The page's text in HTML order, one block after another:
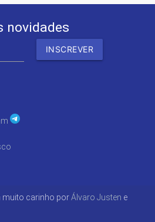
novidades
muito carinho porÁlvaro Justen e